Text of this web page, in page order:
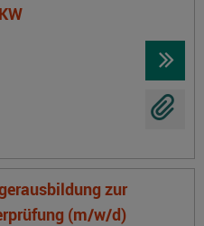
zur
(m/w/d)